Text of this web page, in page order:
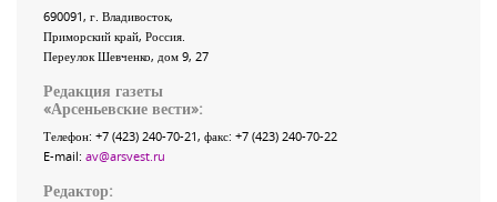
690091, г. Владивосток,
Приморский край, Россия
Переулок Шевченко, дом 9, 27
Редакция газеты
«Арсеньевские вести»:
Телефон: +7 (423) 240-70-21, факс: +7 (423) 240-70-22
E-mail: av@arsvest.ru
Редактор: